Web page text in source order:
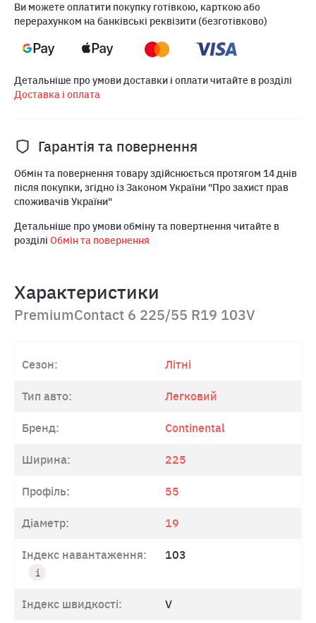
Ви можете оплатити покупку готівкою, карткою або
перерахунком на банківські реквізити (безготівково)
Детальніше про умови доставки і оплати читайте в розділі
Доставка і оплата
Гарантія та повернення
Обмін та повернення товару здійснюється протягом 14 днів
після покупки, згідно із Законом України "Про захист прав
споживачів України"
Детальніше про умови обміну та повертнення читайте в
розділі Обмін та повернення
Характеристики
PremiumContact 6 225/55 R19 103V
Сезон: Літні
Тип авто: Легковий
Бренд: Continental
Ширина: 225
Профіль: 55
Діаметр: 19
Індекс навантаження: 103
Індекс швидкості: V